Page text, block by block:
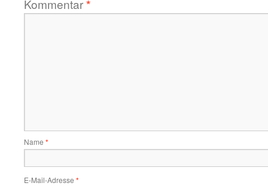
Kommentar*
Name *
E-Mail-Adresse *